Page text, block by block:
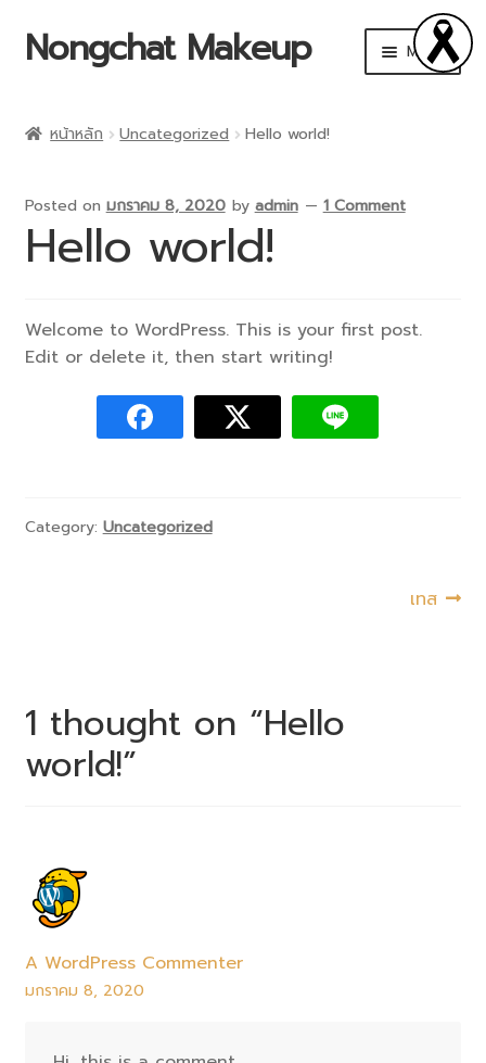
Nongchat Makeup Menu
Browit by Nongchat
Shop
Makeup Art Academy
หน้าหลัก Uncategorized Hello world!
Posted on มกราคม 8, 2020 by admin — 1 Comment
Hello world!
Welcome to WordPress. This is your first post.
Edit or delete it, then start writing!
Category: Uncategorized
เทส
1 thought on “Hello
world!”
A WordPress Commenter
มกราคม 8, 2020